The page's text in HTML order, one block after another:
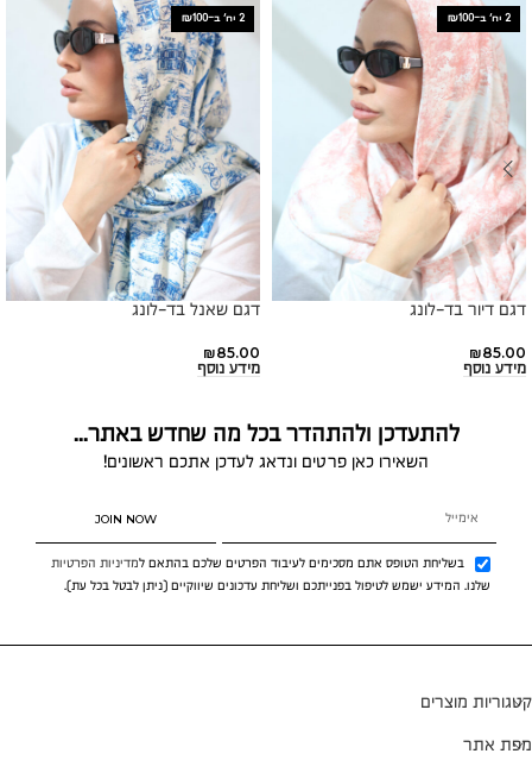
2 יח׳ ב-₪100
דגם דיור בד-לונג
₪85.00
מידע נוסף
2 יח׳ ב-₪100
דגם שאנל בד-לונג
₪85.00
מידע נוסף
להתעדכן ולהתהדר בכל מה שחדש באתר...
השאירו כאן פרטים ונדאג לעדכן אתכם ראשונים!
בשליחת הטופס אתם מסכימים לעיבוד הפרטים שלכם בהתאם למדיניות הפרטיות
שלנו. המידע ישמש לטיפול בפנייתכם ושליחת עדכונים שיווקיים (ניתן לבטל בכל עת).
JOIN NOW
קטגוריות מוצרים
מפת אתר